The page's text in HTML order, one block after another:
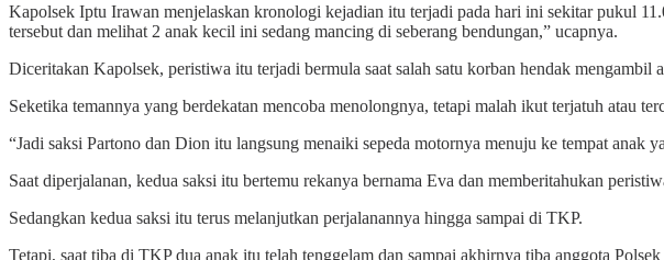
Kapolsek Iptu Irawan menjelaskan kronologi kejadian itu terjadi pada hari ini sekitar pukul
tersebut dan melihat 2 anak kecil ini sedang mancing di seberang bendungan,” ucapnya.
Diceritakan Kapolsek, peristiwa itu terjadi bermula saat salah satu korban hendak
Seketika temannya yang berdekatan mencoba menolongnya, tetapi malah ikut terjatuh atau
“Jadi saksi Partono dan Dion itu langsung menaiki sepeda motornya menuju ke tempat anak
Saat diperjalanan, kedua saksi itu bertemu rekanya bernama Eva dan memberitahukan
Sedangkan kedua saksi itu terus melanjutkan perjalanannya hingga sampai di TKP.
Tetapi, saat tiba di TKP dua anak itu telah tenggelam dan sampai akhirnya tiba anggota